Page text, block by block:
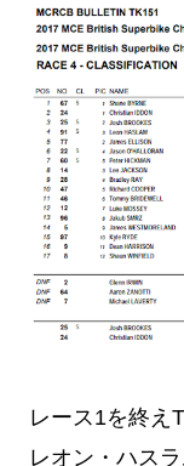
レース1を終え
レオン・ハ